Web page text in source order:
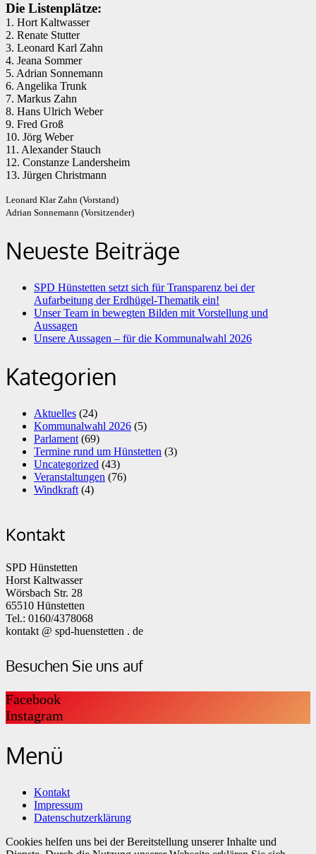
Die Listenplätze:
1. Hort Kaltwasser
2. Renate Stutter
3. Leonard Karl Zahn
4. Jeana Sommer
5. Adrian Sonnemann
6. Angelika Trunk
7. Markus Zahn
8. Hans Ulrich Weber
9. Fred Groß
10. Jörg Weber
11. Alexander Stauch
12. Constanze Landersheim
13. Jürgen Christmann
Leonard Klar Zahn (Vorstand)
Adrian Sonnemann (Vorsitzender)
Neueste Beiträge
SPD Hünstetten setzt sich für Transparenz bei der
Aufarbeitung der Erdhügel-Thematik ein!
Unser Team in bewegten Bilden mit Vorstellung und
Aussagen
Unsere Aussagen – für die Kommunalwahl 2026
Kategorien
Aktuelles (24)
Kommunalwahl 2026 (5)
Parlament (69)
Termine rund um Hünstetten (3)
Uncategorized (43)
Veranstaltungen (76)
Windkraft (4)
Kontakt
SPD Hünstetten
Horst Kaltwasser
Wörsbach Str. 28
65510 Hünstetten
Tel.: 0160/4378068
kontakt @ spd-huenstetten . de
Besuchen Sie uns auf
Facebook
Instagram
Menü
Kontakt
Impressum
Datenschutzerklärung
Cookies helfen uns bei der Bereitstellung unserer Inhalte und